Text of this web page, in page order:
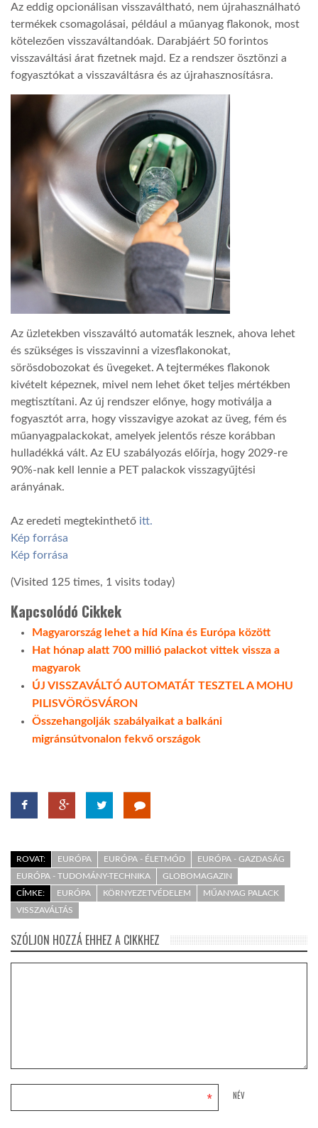
A NAP SZÉPE
GLOBOZSARU
DOBRAVERO.HU
LATIMO.HU
GLOBOBOOK
Az eddig opcionálisan visszaváltható, nem újrahasználható
termékek csomagolásai, például a műanyag flakonok, most
kötelezően visszaváltandóak. Darabjáért 50 forintos
visszaváltási árat fizetnek majd. Ez a rendszer ösztönzi a
fogyasztókat a visszaváltásra és az újrahasznosításra.
Az üzletekben visszaváltó automaták lesznek, ahova lehet
és szükséges is visszavinni a vizesflakonokat,
sörösdobozokat és üvegeket. A tejtermékes flakonok
kivételt képeznek, mivel nem lehet őket teljes mértékben
megtisztítani. Az új rendszer előnye, hogy motiválja a
fogyasztót arra, hogy visszavigye azokat az üveg, fém és
műanyagpalackokat, amelyek jelentős része korábban
hulladékká vált. Az EU szabályozás előírja, hogy 2029-re
90%-nak kell lennie a PET palackok visszagyűjtési
arányának.
Az eredeti megtekinthető itt.
Kép forrása
Kép forrása
(Visited 125 times, 1 visits today)
Kapcsolódó Cikkek
Magyarország lehet a híd Kína és Európa között
Hat hónap alatt 700 millió palackot vittek vissza a
magyarok
ÚJ VISSZAVÁLTÓ AUTOMATÁT TESZTEL A MOHU
PILISVÖRÖSVÁRON
Összehangolják szabályaikat a balkáni
migránsútvonalon fekvő országok
ROVAT: EURÓPA EURÓPA - ÉLETMÓD
EURÓPA - GAZDASÁG
EURÓPA - TUDOMÁNY-TECHNIKA
GLOBOMAGAZIN
CÍMKE:
EURÓPA KÖRNYEZETVÉDELEM
MŰANYAG PALACK
VISSZAVÁLTÁS
SZÓLJON HOZZÁ EHHEZ A CIKKHEZ
NÉV
*